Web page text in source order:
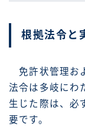
根拠法令と
免許状管理お
法令は多岐にわ
生じた際は、必
要です。